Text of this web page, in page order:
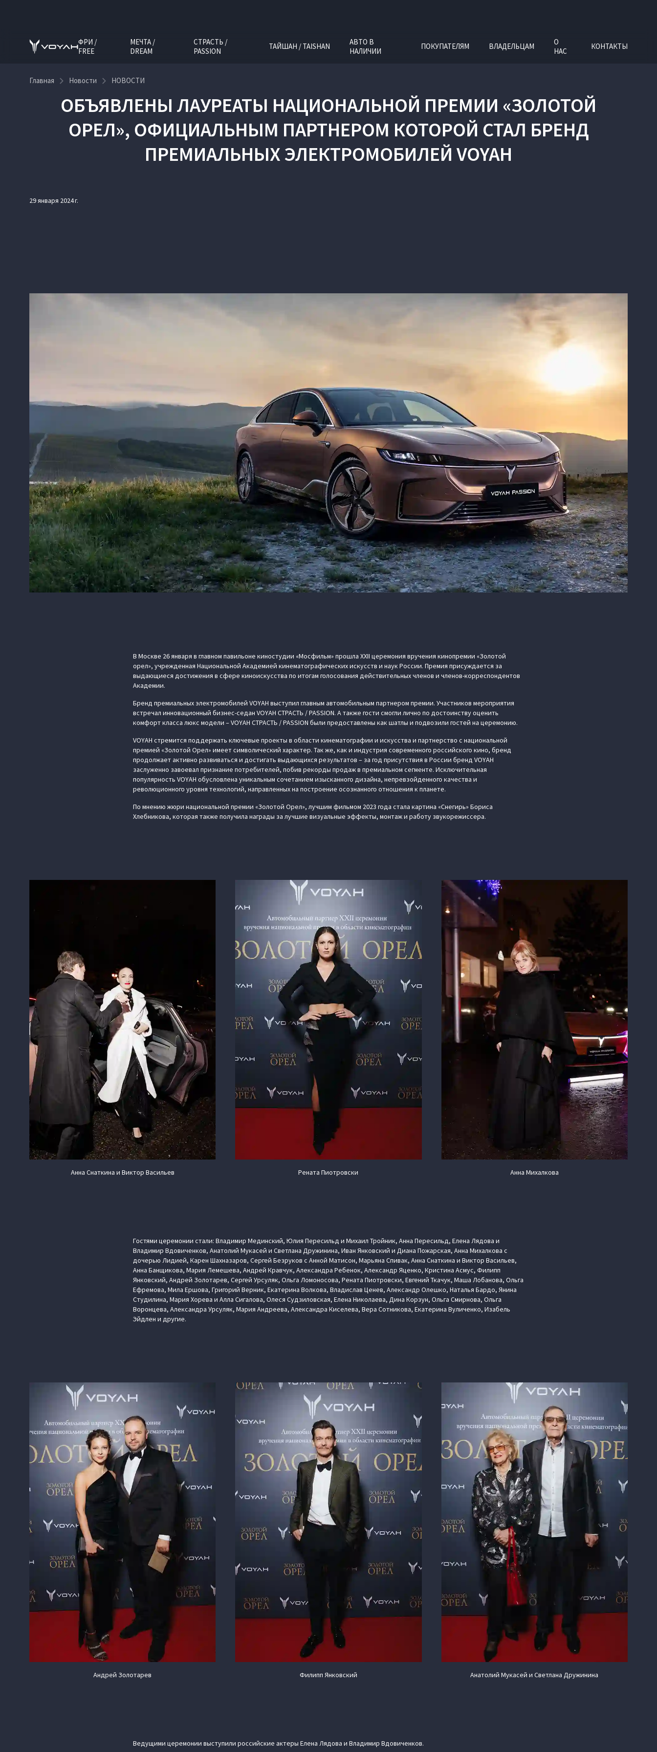
ФРИ /
FREE
МЕЧТА /
DREAM
СТРАСТЬ /
PASSION
ТАЙШАН / TAISHAN
АВТО В
НАЛИЧИИ
ПОКУПАТЕЛЯМ ВЛАДЕЛЬЦАМ
О
НАС
КОНТАКТЫ
Главная Новости НОВОСТИ
ОБЪЯВЛЕНЫ ЛАУРЕАТЫ НАЦИОНАЛЬНОЙ ПРЕМИИ «ЗОЛОТОЙ
ОРЕЛ», ОФИЦИАЛЬНЫМ ПАРТНЕРОМ КОТОРОЙ СТАЛ БРЕНД
ПРЕМИАЛЬНЫХ ЭЛЕКТРОМОБИЛЕЙ VOYAH
29 января 2024 г.
В Москве 26 января в главном павильоне киностудии «Мосфильм» прошла XXII церемония вручения кинопремии «Золотой
орел», учрежденная Национальной Академией кинематографических искусств и наук России. Премия присуждается за
выдающиеся достижения в сфере киноискусства по итогам голосования действительных членов и членов-корреспондентов
Академии.
Бренд премиальных электромобилей VOYAH выступил главным автомобильным партнером премии. Участников мероприятия
встречал инновационный бизнес-седан VOYAH СТРАСТЬ / PASSION. А также гости смогли лично по достоинству оценить
комфорт класса люкс модели – VOYAH СТРАСТЬ / PASSION были предоставлены как шатлы и подвозили гостей на церемонию.
VOYAH стремится поддержать ключевые проекты в области кинематографии и искусства и партнерство с национальной
премией «Золотой Орел» имеет символический характер. Так же, как и индустрия современного российского кино, бренд
продолжает активно развиваться и достигать выдающихся результатов – за год присутствия в России бренд VOYAH
заслуженно завоевал признание потребителей, побив рекорды продаж в премиальном сегменте. Исключительная
популярность VOYAH обусловлена уникальным сочетанием изысканного дизайна, непревзойденного качества и
революционного уровня технологий, направленных на построение осознанного отношения к планете.
По мнению жюри национальной премии «Золотой Орел», лучшим фильмом 2023 года стала картина «Снегирь» Бориса
Хлебникова, которая также получила награды за лучшие визуальные эффекты, монтаж и работу звукорежиссера.
Анна Снаткина и Виктор Васильев Рената Пиотровски Анна Михалкова
Гостями церемонии стали: Владимир Мединский, Юлия Пересильд и Михаил Тройник, Анна Пересильд, Елена Лядова и
Владимир Вдовиченков, Анатолий Мукасей и Светлана Дружинина, Иван Янковский и Диана Пожарская, Анна Михалкова с
дочерью Лидией, Карен Шахназаров, Сергей Безруков с Анной Матисон, Марьяна Спивак, Анна Снаткина и Виктор Васильев,
Анна Банщикова, Мария Лемешева, Андрей Кравчук, Александра Ребенок, Александр Яценко, Кристина Асмус, Филипп
Янковский, Андрей Золотарев, Сергей Урсуляк, Ольга Ломоносова, Рената Пиотровски, Евгений Ткачук, Маша Лобанова, Ольга
Ефремова, Мила Ершова, Григорий Верник, Екатерина Волкова, Владислав Ценев, Александр Олешко, Наталья Бардо, Янина
Студилина, Мария Хорева и Алла Сигалова, Олеся Судзиловская, Елена Николаева, Дина Корзун, Ольга Смирнова, Ольга
Воронцева, Александра Урсуляк, Мария Андреева, Александра Киселева, Вера Сотникова, Екатерина Вуличенко, Изабель
Эйдлен и другие.
Андрей Золотарев Филипп Янковский Анатолий Мукасей и Светлана Дружинина
Ведущими церемонии выступили российские актеры Елена Лядова и Владимир Вдовиченков.